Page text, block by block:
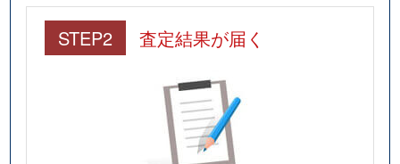
STEP2 査定結果が届く